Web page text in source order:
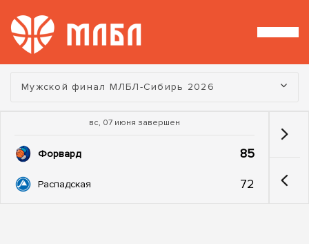
Турнир:
Мужской финал МЛБЛ-Сибирь 2026
вс, 07 июня завершен
Форвард 85
Распадская 72